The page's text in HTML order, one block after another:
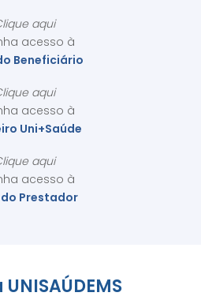
aqui
acesso à
Beneficiário
aqui
acesso à
Uni+Saúde
aqui
acesso à
Prestador